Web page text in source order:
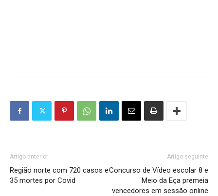
Artigo anterior
Região norte com 720 casos e
35 mortes por Covid
Artigo seguinte
Concurso de Vídeo escolar 8 e
Meio da Eça premeia
vencedores em sessão online